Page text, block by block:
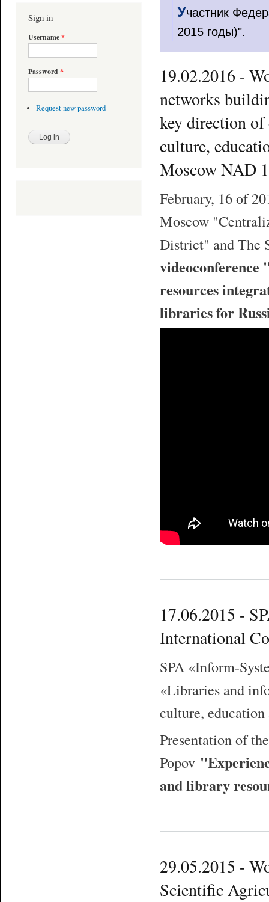
Sign in
Username*
Password *
Request new password
Участник
2015 годы)".
19.02.2016 -
networks
key direction of
culture,
Moscow NAD
February, 16 of
Moscow
District" and The
resources
libraries for
17.06.2015 -
International
SPA «Inform-
«Libraries and
culture, education
Presentation of
Popov
and library
29.05.2015 -
Scientific